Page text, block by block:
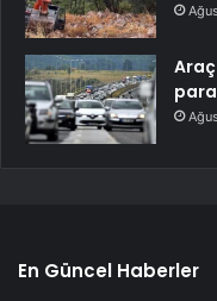
En Güncel Haberler